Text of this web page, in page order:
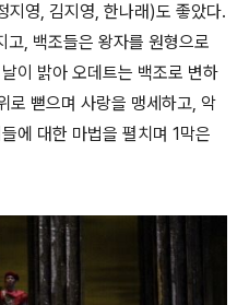
지영, 김지영, 한나래)도 좋았다.
고, 백조들은 왕자를 원형으로
이 밝아 오데트는 백조로 변하
로 뻗으며 사랑을 맹세하고, 악
에 대한 마법을 펼치며 1막은